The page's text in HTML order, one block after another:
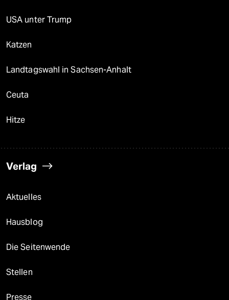
USA unter Trump
Katzen
Landtagswahl in Sachsen-Anhalt
Ceuta
Hitze
Verlag
Aktuelles
Hausblog
Die Seitenwende
Stellen
Presse